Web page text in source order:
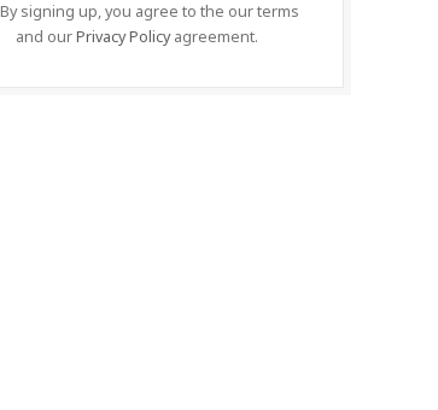
By signing up, you agree to the our terms
and ourPrivacy Policyagreement.